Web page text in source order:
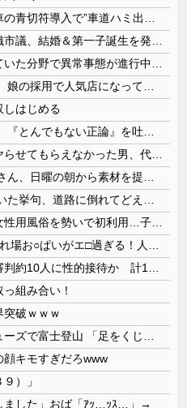
しはじめる
組み合い！
突破ｗｗｗ
顔キモすぎだろwww
）」
ました」おば「ｱｯ…ｯｽ…」→